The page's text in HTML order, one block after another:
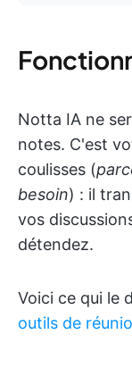
Notta IA ne
notes. C'est
coulisses (
besoin) : il
vos
détendez.
Voici ce qui le
outils de